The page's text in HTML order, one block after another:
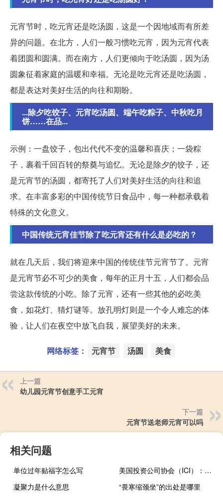
元宵节时，吃元宵还是吃汤圆，这是一个因地域而有所差
异的问题。在北方，人们一般习惯吃元宵，因为元宵代表
着团圆和圆满。而在南方，人们更倾向于吃汤圆，因为汤
圆象征着家庭的温暖和幸福。无论是吃元宵还是吃汤圆，
都是表达对美好生活的向往和期盼。
...除夕吃饺子、元宵吃汤圆、端午吃粽子、中秋吃月
饼……在品...
示例：一盘饺子，包出代代不变的温馨和喜庆；一袋粽
子，裹着千回百转的祭奠与追忆。无论是除夕的饺子，还
是元宵节的汤圆，都寄托了人们对美好生活的向往和追
求。在丰富多彩的中国传统节日食品中，每一种都承载着
特殊的文化意义。
中国传统元宵佳节除了吃元宵还有什么是必吃的？
就在几天后，我们将迎来中国的传统佳节元宵节了。元宵
是元宵节必不可少的美食，每年的正月十五，人们都会品
尝这款传统的小吃。除了元宵，还有一些其他的必吃美
食，如花灯、猜灯谜等。放孔明灯则是一个令人难忘的体
验，让人们在夜空中放飞自我，展望美好的未来。
网络标签： 元宵节 汤圆 美食
上一篇
幼儿园元宵节创意手工元宵
下一篇
元宵节送老师元宵可以吗
相关问题
单位过年贴福字怎么写
美国投资公司协会（ICI）：截至8月16日的一周货币市场资产规模触及创纪录的5.57万亿美元
凝聚力是什么意思
“畏寒缩颈坐”的出处是哪里